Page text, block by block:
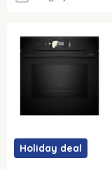
Holiday deal